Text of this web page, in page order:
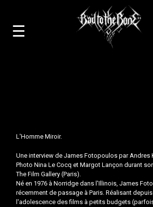
☰
L'Homme Miroir.
Une interview de James Fotopoulos par Andres
Photo Nina Le Cocq et Margot Lançon durant
The Film Gallery (Paris).
Né en 1976 à Norridge dans l'Illinois, James
récemment de passage à Paris. Réalisant depuis
l'adolescence des films à petits budgets